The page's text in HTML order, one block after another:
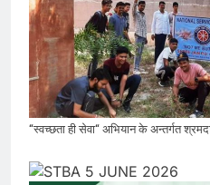
‘‘स्वच्छता ही सेवा‘‘ अभियान के अन्तर्गत